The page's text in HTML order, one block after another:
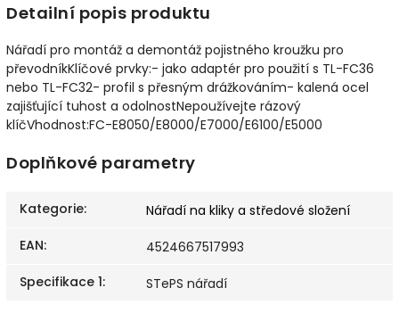
Detailní popis produktu
Nářadí pro montáž a demontáž pojistného kroužku pro
převodníkKlíčové prvky:- jako adaptér pro použití s TL-FC36
nebo TL-FC32- profil s přesným drážkováním- kalená ocel
zajišťující tuhost a odolnostNepoužívejte rázový
klíčVhodnost:FC-E8050/E8000/E7000/E6100/E5000
Doplňkové parametry
Kategorie:
Nářadí na kliky a středové složení
EAN:
4524667517993
Specifikace 1: STePS nářadí